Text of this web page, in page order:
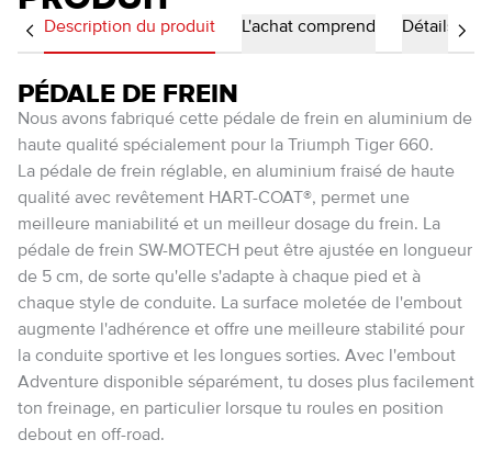
Description du produit L'achat comprend Détails
PÉDALE DE FREIN
Nous avons fabriqué cette pédale de frein en aluminium de
haute qualité spécialement pour la Triumph Tiger 660.
La pédale de frein réglable, en aluminium fraisé de haute
qualité avec revêtement HART-COAT®, permet une
meilleure maniabilité et un meilleur dosage du frein. La
pédale de frein SW-MOTECH peut être ajustée en longueur
de 5 cm, de sorte qu'elle s'adapte à chaque pied et à
chaque style de conduite. La surface moletée de l'embout
augmente l'adhérence et offre une meilleure stabilité pour
la conduite sportive et les longues sorties. Avec l'embout
Adventure disponible séparément, tu doses plus facilement
ton freinage, en particulier lorsque tu roules en position
debout en off-road.